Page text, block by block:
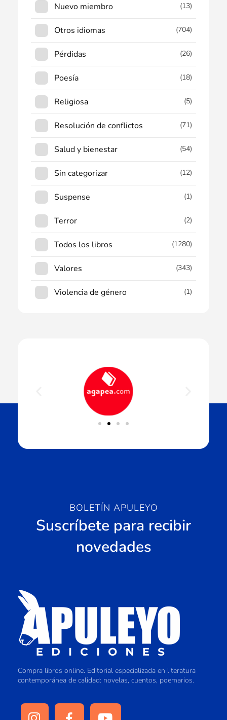
Nuevo miembro (13)
Otros idiomas (704)
Pérdidas (26)
Poesía (18)
Religiosa (5)
Resolución de conflictos (71)
Salud y bienestar (54)
Sin categorizar (12)
Suspense (1)
Terror (2)
Todos los libros (1280)
Valores (343)
Violencia de género (1)
BOLETÍN APULEYO
Suscríbete para recibir
novedades
Compra libros online. Editorial especializada en literatura
contemporánea de calidad: novelas, cuentos, poemarios.